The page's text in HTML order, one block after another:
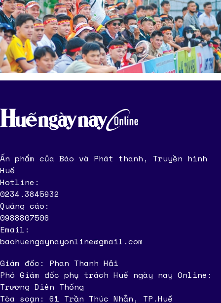
Ấn phẩm của Báo và Phát thanh, Truyền hình
Huế
Hotline:
0234.3845932
Quảng cáo:
0988807506
Email:
baohuengaynayonline@gmail.com
Giám đốc: Phan Thanh Hải
Phó Giám đốc phụ trách Huế ngày nay Online:
Trương Diên Thống
Tòa soạn: 61 Trần Thúc Nhẫn, TP.Huế